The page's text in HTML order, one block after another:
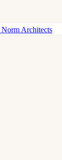
Norm Architects